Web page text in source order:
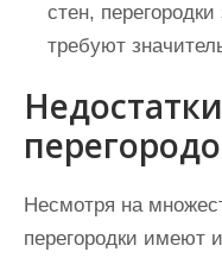
стен,
требуют
Несмотря на
перегородки имеют